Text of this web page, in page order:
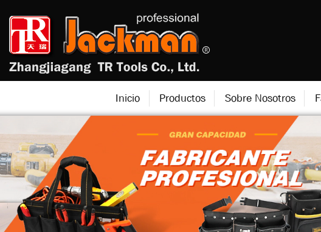
Inicio Productos Sobre Nosotros